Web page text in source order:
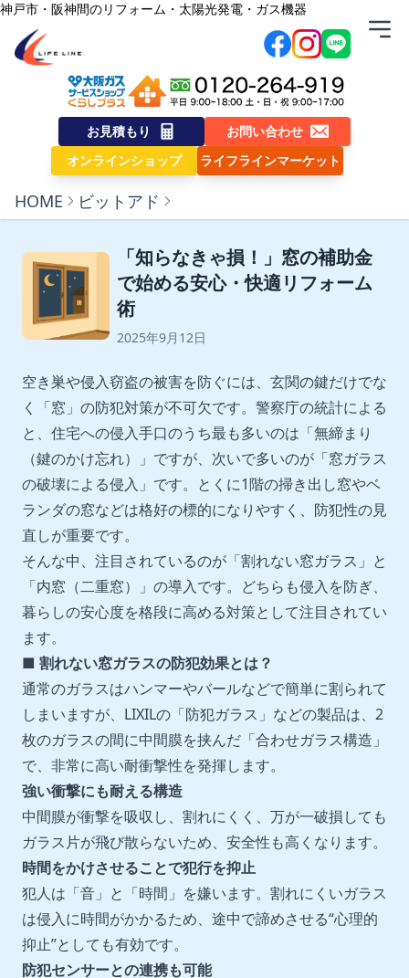
内容をスキップ
神戸市・阪神間のリフォーム・太陽光発電・ガス機器
株式会社ライフライン
お見積もり
お問い合わせ
オンラインショップ
ライフラインマーケット
HOME ビットアド
「知らなきゃ損！」窓の補助金
で始める安心・快適リフォーム
術
2025年9月12日
空き巣や侵入窃盗の被害を防ぐには、玄関の鍵だけでな
く「窓」の防犯対策が不可欠です。警察庁の統計による
と、住宅への侵入手口のうち最も多いのは「無締まり
（鍵のかけ忘れ）」ですが、次いで多いのが「窓ガラス
の破壊による侵入」です。とくに1階の掃き出し窓やベ
ランダの窓などは格好の標的になりやすく、防犯性の見
直しが重要です。
そんな中、注目されているのが「割れない窓ガラス」と
「内窓（二重窓）」の導入です。どちらも侵入を防ぎ、
暮らしの安心度を格段に高める対策として注目されてい
ます。
■ 割れない窓ガラスの防犯効果とは？
通常のガラスはハンマーやバールなどで簡単に割られて
しまいますが、LIXILの「防犯ガラス」などの製品は、2
枚のガラスの間に中間膜を挟んだ「合わせガラス構造」
で、非常に高い耐衝撃性を発揮します。
強い衝撃にも耐える構造
中間膜が衝撃を吸収し、割れにくく、万が一破損しても
ガラス片が飛び散らないため、安全性も高くなります。
時間をかけさせることで犯行を抑止
犯人は「音」と「時間」を嫌います。割れにくいガラス
は侵入に時間がかかるため、途中で諦めさせる“心理的
抑止”としても有効です。
防犯センサーとの連携も可能